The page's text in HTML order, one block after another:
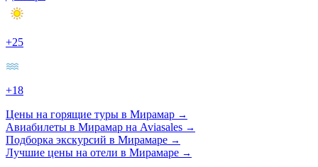
+25
+18
Цены на горящие туры в Мирамар →
Авиабилеты в Мирамар на Aviasales →
Подборка экскурсий в Мирамаре →
Лучшие цены на отели в Мирамаре →